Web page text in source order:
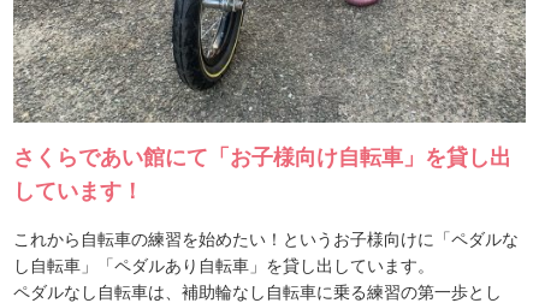
さくらであい館にて「お子様向け自転車」を貸し出
しています！
これから自転車の練習を始めたい！というお子様向けに「ペダルな
し自転車」「ペダルあり自転車」を貸し出しています。
ペダルなし自転車は、補助輪なし自転車に乗る練習の第一歩とし